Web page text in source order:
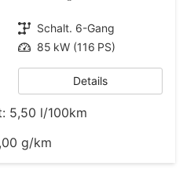
Getriebe Schalt. 6-Gang
Leistung 85 kW (116 PS)
Details
5,50 l/100km
g/km